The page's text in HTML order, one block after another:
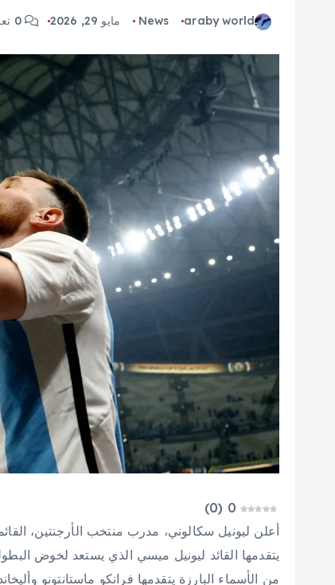
araby world
News مايو 29, 2026 0 تعليق
0
(
0
)
يتقدمها القائد ليونيل ميسي الذي يستعد لخوض